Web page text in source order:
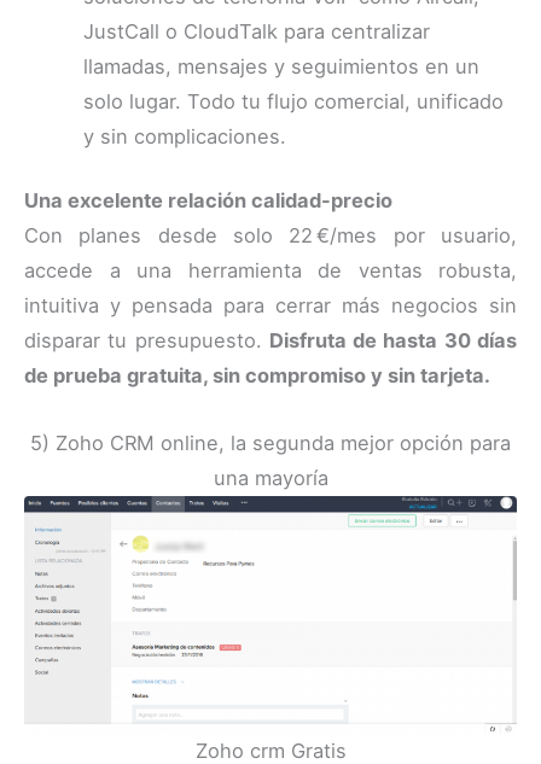
JustCall o CloudTalk para centralizar
llamadas, mensajes y seguimientos en un
solo lugar. Todo tu flujo comercial, unificado
y sin complicaciones.
Una excelente relación calidad-precio
Con planes desde solo 22 €/mes por usuario,
accede a una herramienta de ventas robusta,
intuitiva y pensada para cerrar más negocios sin
disparar tu presupuesto. Disfruta de hasta 30 días
de prueba gratuita, sin compromiso y sin tarjeta.
5) Zoho CRM online, la segunda mejor opción para
una mayoría
Zoho crm Gratis